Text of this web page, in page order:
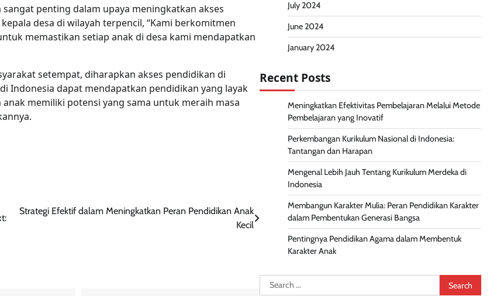
penting dalam upaya meningkatkan akses
desa di wilayah terpencil, “Kami berkomitmen
memastikan setiap anak di desa kami mendapatkan
setempat, diharapkan akses pendidikan di
Indonesia dapat mendapatkan pendidikan yang layak
memiliki potensi yang sama untuk meraih masa
Strategi Efektif dalam Meningkatkan Peran Pendidikan Anak
Kecil
July 2024
June 2024
January 2024
Recent Posts
Meningkatkan Efektivitas Pembelajaran Melalui Metode
Pembelajaran yang Inovatif
Perkembangan Kurikulum Nasional di Indonesia:
Tantangan dan Harapan
Mengenal Lebih Jauh Tentang Kurikulum Merdeka di
Indonesia
Membangun Karakter Mulia: Peran Pendidikan Karakter
dalam Pembentukan Generasi Bangsa
Pentingnya Pendidikan Agama dalam Membentuk
Karakter Anak
Search